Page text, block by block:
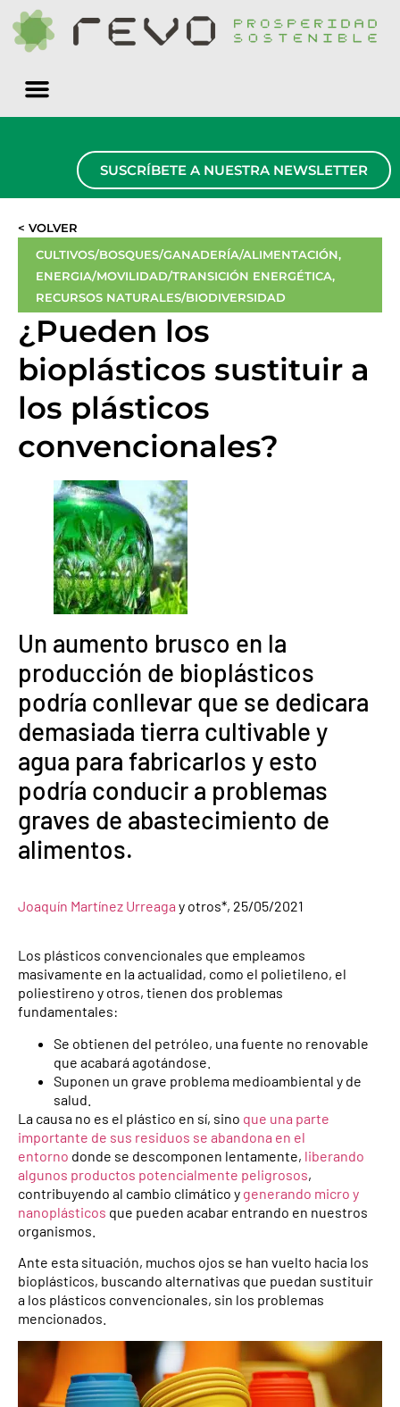
SUSCRÍBETE A NUESTRA NEWSLETTER
< VOLVER
CULTIVOS/BOSQUES/GANADERÍA/ALIMENTACIÓN,
ENERGIA/MOVILIDAD/TRANSICIÓN ENERGÉTICA,
RECURSOS NATURALES/BIODIVERSIDAD
¿Pueden los
bioplásticos sustituir a
los plásticos
convencionales?
Un aumento brusco en la
producción de bioplásticos
podría conllevar que se dedicara
demasiada tierra cultivable y
agua para fabricarlos y esto
podría conducir a problemas
graves de abastecimiento de
alimentos.
Joaquín Martínez Urreaga y otros*, 25/05/2021
Los plásticos convencionales que empleamos
masivamente en la actualidad, como el polietileno, el
poliestireno y otros, tienen dos problemas
fundamentales:
Se obtienen del petróleo, una fuente no renovable
que acabará agotándose.
Suponen un grave problema medioambiental y de
salud.
La causa no es el plástico en sí, sino que una parte
importante de sus residuos se abandona en el
entorno donde se descomponen lentamente, liberando
algunos productos potencialmente peligrosos,
contribuyendo al cambio climático y generando micro y
nanoplásticos que pueden acabar entrando en nuestros
organismos.
Ante esta situación, muchos ojos se han vuelto hacia los
bioplásticos, buscando alternativas que puedan sustituir
a los plásticos convencionales, sin los problemas
mencionados.